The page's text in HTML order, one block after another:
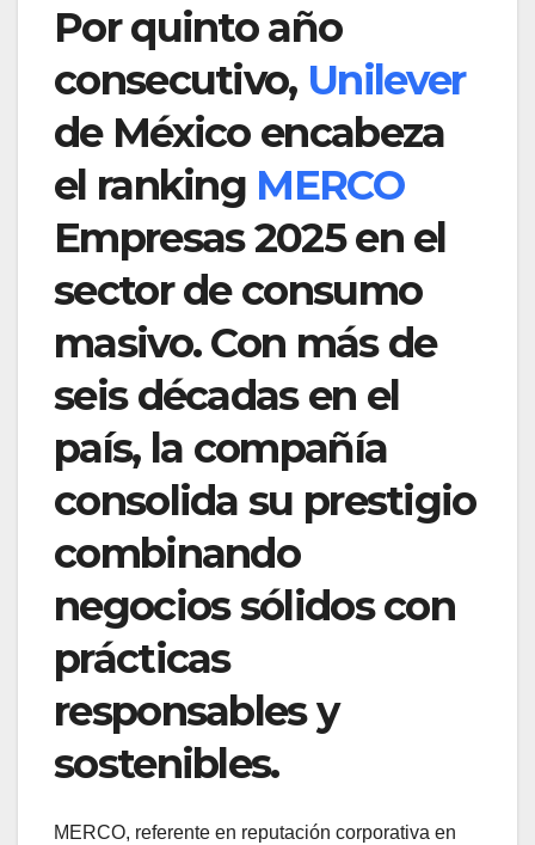
Por quinto año
consecutivo, Unilever
de México encabeza
el ranking MERCO
Empresas 2025 en el
sector de consumo
masivo. Con más de
seis décadas en el
país, la compañía
consolida su prestigio
combinando
negocios sólidos con
prácticas
responsables y
sostenibles.
MERCO, referente en reputación corporativa en